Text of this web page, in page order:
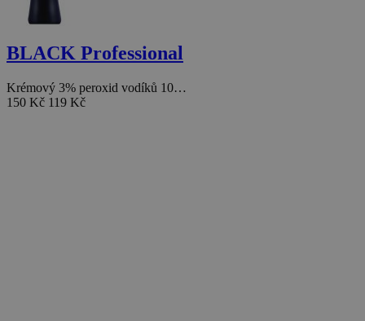
BLACK Professional
Krémový 3% peroxid vodíků 10…
150 Kč 119 Kč